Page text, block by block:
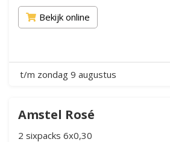
Bekijk online
t/m zondag 9 augustus
Amstel Rosé
2 sixpacks 6x0,30